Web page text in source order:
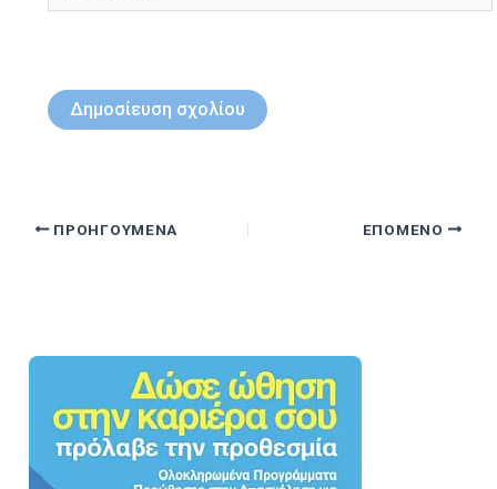
ΠΡΟΗΓΟΎΜΕΝΑ ΕΠΌΜΕΝΟ